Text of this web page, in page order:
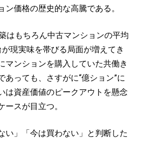
ン価格の歴史的な高騰である。
はもちろん中古マンションの平均
現実味を帯びる局面が増えてき
マンションを購入していた共働き
あっても、さすがに“億ション”に
は資産価値のピークアウトを懸念
ースが目立つ。
」「今は買わない」と判断した